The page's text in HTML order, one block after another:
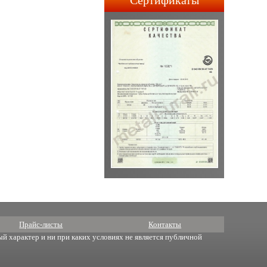
строительства АПЛ 4-го и
5-го поколений.
Прайс-листы Контакты
характер и ни при каких условиях не является публичной